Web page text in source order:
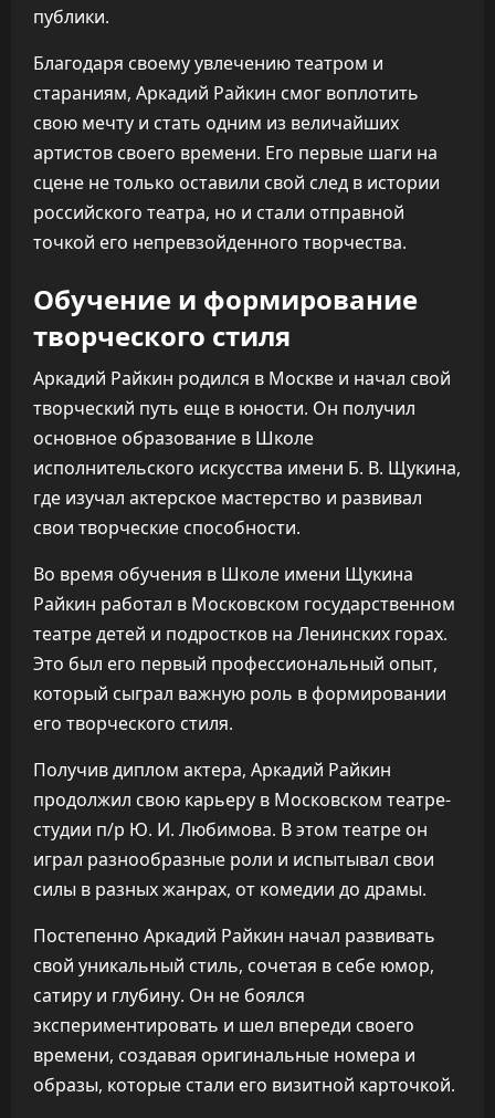
публики.
Благодаря своему увлечению театром и
стараниям, Аркадий Райкин смог воплотить
свою мечту и стать одним из величайших
артистов своего времени. Его первые шаги на
сцене не только оставили свой след в истории
российского театра, но и стали отправной
точкой его непревзойденного творчества.
Обучение и формирование
творческого стиля
Аркадий Райкин родился в Москве и начал свой
творческий путь еще в юности. Он получил
основное образование в Школе
исполнительского искусства имени Б. В. Щукина,
где изучал актерское мастерство и развивал
свои творческие способности.
Во время обучения в Школе имени Щукина
Райкин работал в Московском государственном
театре детей и подростков на Ленинских горах.
Это был его первый профессиональный опыт,
который сыграл важную роль в формировании
его творческого стиля.
Получив диплом актера, Аркадий Райкин
продолжил свою карьеру в Московском театре-
студии п/р Ю. И. Любимова. В этом театре он
играл разнообразные роли и испытывал свои
силы в разных жанрах, от комедии до драмы.
Постепенно Аркадий Райкин начал развивать
свой уникальный стиль, сочетая в себе юмор,
сатиру и глубину. Он не боялся
экспериментировать и шел впереди своего
времени, создавая оригинальные номера и
образы, которые стали его визитной карточкой.